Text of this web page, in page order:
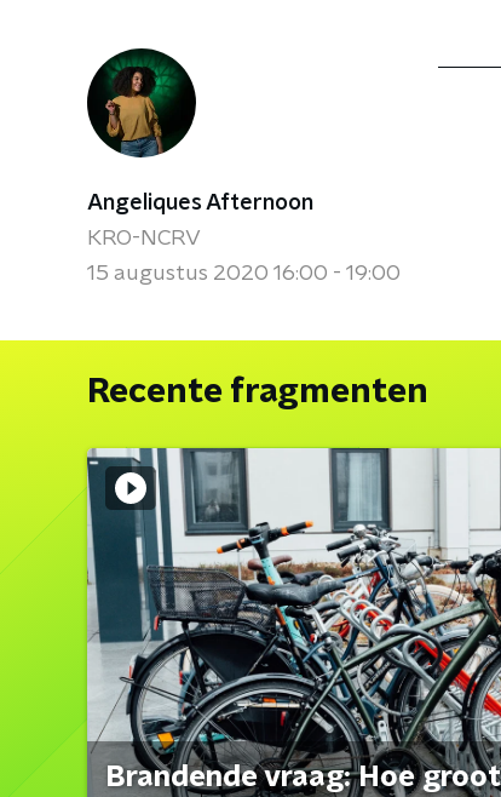
Angeliques Afternoon
KRO-NCRV
15 augustus 2020 16:00 - 19:00
Recente fragmenten
Brandende vraag: Hoe